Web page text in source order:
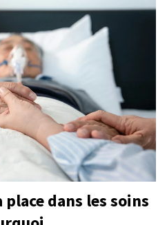
dans les soins